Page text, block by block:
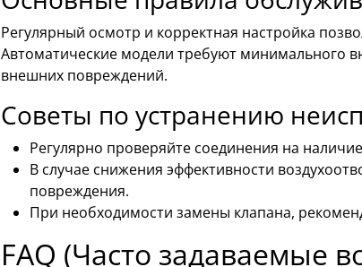
Регулярный осмотр и корректная настройка
Автоматические модели требуют минимального
внешних повреждений.
Советы по устранению
Регулярно проверяйте соединения на
В случае снижения эффективности
повреждения.
При необходимости замены клапана,
FAQ (Часто задаваемые